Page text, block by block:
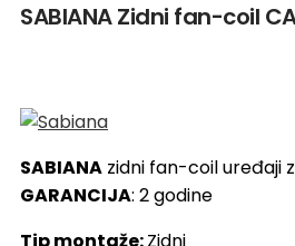
SABIANA Zidni fan-coil
SABIANA zidni fan-coil uređaji
GARANCIJA: 2 godine